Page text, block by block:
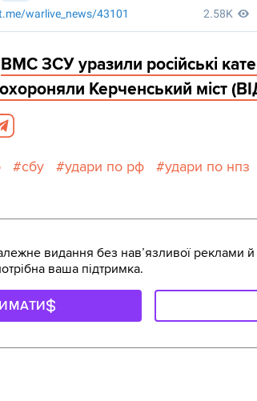
ВМС ЗСУ уразили російські
Керченський міст
сбу удари по рф удари по нпз
видання без навʼязливої реклами
ваша підтримка.